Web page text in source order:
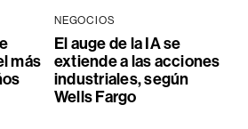
más
NEGOCIOS
El auge de la IA se
extiende a las acciones
industriales, según
Wells Fargo